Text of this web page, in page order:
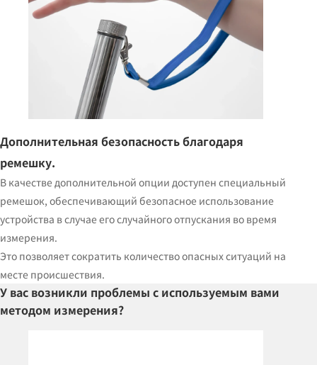
Дополнительная безопасность благодаря
ремешку.
В качестве дополнительной опции доступен специальный
ремешок, обеспечивающий безопасное использование
устройства в случае его случайного отпускания во время
измерения.
Это позволяет сократить количество опасных ситуаций на
месте происшествия.
У вас возникли проблемы с используемым вами
методом измерения?